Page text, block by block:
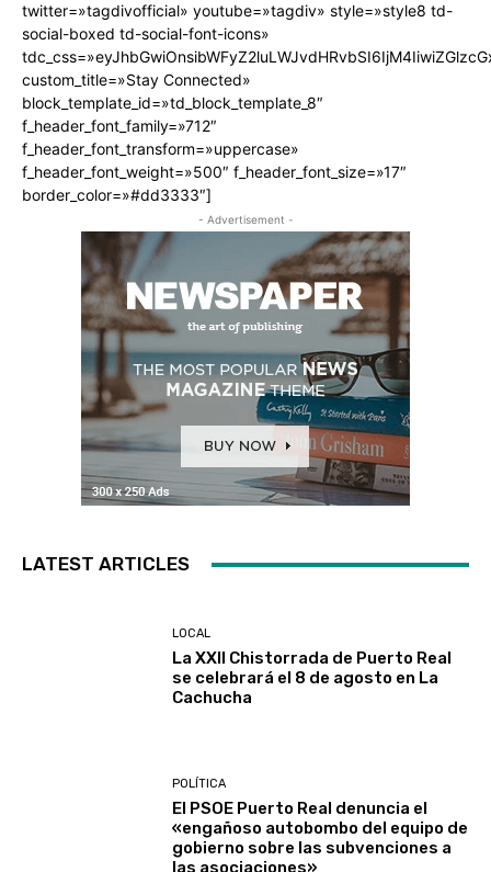
twitter=»tagdivofficial» youtube=»tagdiv» style=»style8 td-
social-boxed td-social-font-icons»
custom_title=»Stay Connected»
block_template_id=»td_block_template_8″
f_header_font_family=»712″
f_header_font_transform=»uppercase»
f_header_font_weight=»500″ f_header_font_size=»17″
border_color=»#dd3333″]
- Advertisement -
LATEST ARTICLES
LOCAL
La XXII Chistorrada de Puerto Real
se celebrará el 8 de agosto en La
Cachucha
POLÍTICA
El PSOE Puerto Real denuncia el
«engañoso autobombo del equipo de
gobierno sobre las subvenciones a